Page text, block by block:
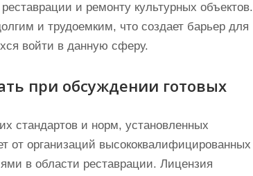
и ремонту культурных объектов.
и трудоемким, что создает барьер для
войти в данную сферу.
при обсуждении готовых
стандартов и норм, установленных
от организаций высококвалифицированных
в области реставрации. Лицензия